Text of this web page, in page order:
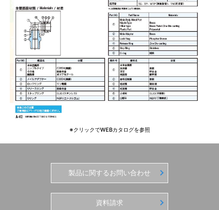
※クリックでWEBカタログを参照
製品に関するお問い合わせ
資料請求